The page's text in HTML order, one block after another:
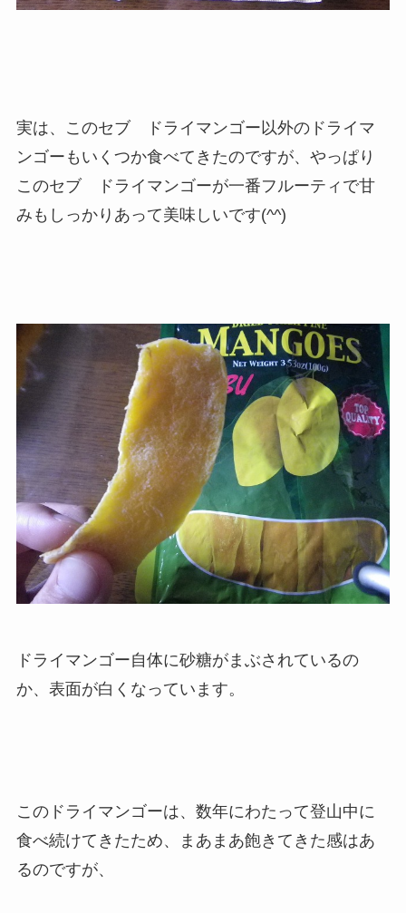
実は、このセブ ドライマンゴー以外のドライマ
ンゴーもいくつか食べてきたのですが、やっぱり
このセブ ドライマンゴーが一番フルーティで甘
みもしっかりあって美味しいです(^^)
ドライマンゴー自体に砂糖がまぶされているの
か、表面が白くなっています。
このドライマンゴーは、数年にわたって登山中に
食べ続けてきたため、まあまあ飽きてきた感はあ
るのですが、